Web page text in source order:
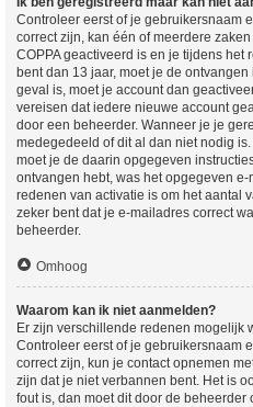
Controleer eerst of je gebruikersnaam
correct zijn, kan één of meerdere
COPPA geactiveerd is en je tijdens
bent dan 13 jaar, moet je de
geval is, moet je account dan
vereisen dat iedere nieuwe account
door een beheerder. Wanneer je je
medegedeeld of dit al dan niet nodig
moet je de daarin opgegeven
ontvangen hebt, was het opgegeven
redenen van activatie is om het aantal
zeker bent dat je e-mailadres correct
beheerder.
Omhoog
Waarom kan ik niet aanmelden?
Er zijn verschillende redenen mogelijk
Controleer eerst of je gebruikersnaam
correct zijn, kun je contact opnemen
zijn dat je niet verbannen bent. Het is
fout is, dan moet dit door de beheerder